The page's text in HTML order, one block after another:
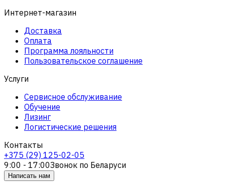
Интернет-магазин
Доставка
Оплата
Программа лояльности
Пользовательское соглашение
Услуги
Сервисное обслуживание
Обучение
Лизинг
Логистические решения
Контакты
+375 (29) 125-02-05
9:00 - 17:00Звонок по Беларуси
Написать нам